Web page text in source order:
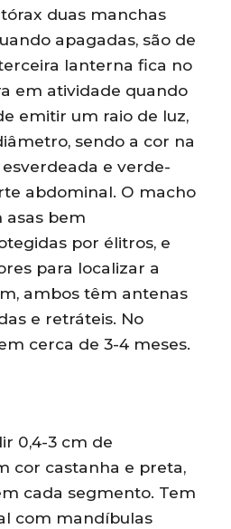
duas manchas
apagadas, são de
lanterna fica no
em atividade quando
emitir um raio de luz,
sendo a cor na
e verde-
abdominal. O macho
asas bem
por élitros, e
para localizar a
ambos têm antenas
e retráteis. No
cerca de 3-4 meses.
0,4-3 cm de
cor castanha e preta,
cada segmento. Tem
com mandíbulas